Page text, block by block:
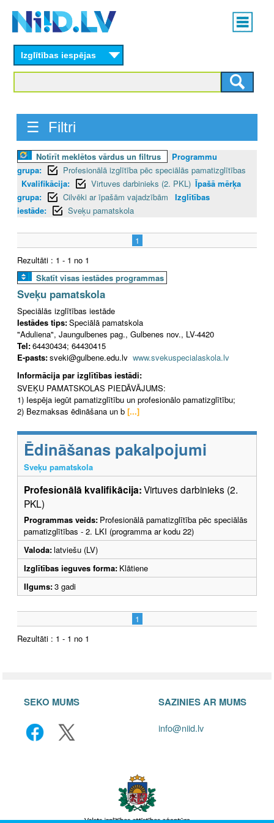
content
Main
menu
Izglītības iespējas
☰ Filtri
Notīrīt meklētos vārdus un filtrus
Programmu
grupa:
Profesionālā izglītība pēc speciālās pamatizglītības
Kvalifikācija:
Virtuves darbinieks (2. PKL) Īpašā mērķa
grupa:
Cilvēki ar īpašām vajadzībām
Izglītības
iestāde:
Sveķu pamatskola
1
Rezultāti : 1 - 1 no 1
Skatīt visas iestādes programmas
Sveķu pamatskola
Speciālās izglītības iestāde
Iestādes tips:Speciālā pamatskola
"Aduliena", Jaungulbenes pag., Gulbenes nov., LV-4420
Tel:64430434; 64430415
E-pasts:sveki@gulbene.edu.lv www.svekuspecialaskola.lv
Informācija par izglītības iestādi:
SVEĶU PAMATSKOLAS PIEDĀVĀJUMS:
1) Iespēja iegūt pamatizglītību un profesionālo pamatizglītību;
2) Bezmaksas ēdināšana un b [...]
Ēdināšanas pakalpojumi
Sveķu pamatskola
Profesionālā kvalifikācija:Virtuves darbinieks (2.
PKL)
Programmas veids: Profesionālā pamatizglītība pēc speciālās
pamatizglītības - 2. LKI (programma ar kodu 22)
Valoda:latviešu (LV)
Izglītības ieguves forma: Klātiene
Ilgums:3 gadi
1
Rezultāti : 1 - 1 no 1
SEKO MUMS SAZINIES AR MUMS
info@niid.lv